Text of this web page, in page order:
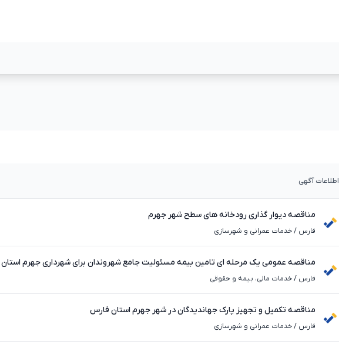
اطلاعات آگهی
مناقصه دیوار گذاری رودخانه های سطح شهر جهرم
فارس /خدمات عمرانی و شهرسازی
مناقصه عمومی یک مرحله ای تامین بیمه مسئولیت جامع شهروندان برای شهرداری جهرم استان
فارس
فارس /خدمات مالی، بیمه و حقوقی
مناقصه تکمیل و تجهیز پارک جهاندیدگان در شهر جهرم استان فارس
فارس /خدمات عمرانی و شهرسازی